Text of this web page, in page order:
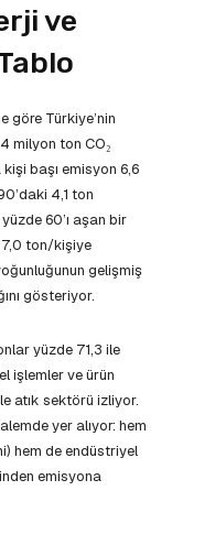
ve
göre Türkiye’nin
milyon ton CO₂
başı emisyon 6,6
4,1 ton
60’ı aşan bir
7,0 ton/kişiye
gelişmiş
gösteriyor.
yüzde 71,3 ile
işlemler ve ürün
atık sektörü izliyor.
yer alıyor: hem
hem de endüstriyel
emisyona